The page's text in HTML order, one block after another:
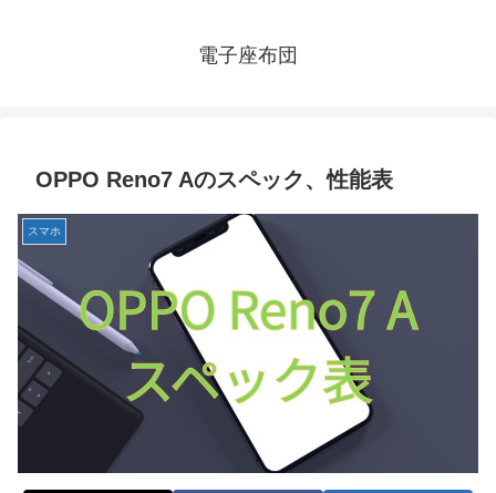
電子座布団
OPPO Reno7 Aのスペック、性能表
スマホ